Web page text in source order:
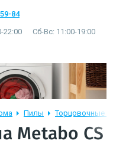
84
22:00 Сб-Вс: 11:00-19:00
Пилы Торцовочные
Metabo CS